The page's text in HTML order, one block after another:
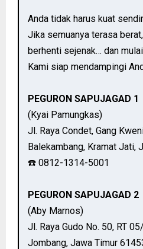
Anda tidak harus kuat
Jika semuanya terasa
berhenti sejenak… dan
Kami siap mendampingi
PEGURON SAPUJAGAD 1
(Kyai Pamungkas)
Jl. Raya Condet, Gang
Balekambang, Kramat Jati,
☎️ 0812-1314-5001
PEGURON SAPUJAGAD 2
(Aby Marnos)
Jl. Raya Gudo No. 50, RT
Jombang, Jawa Timur